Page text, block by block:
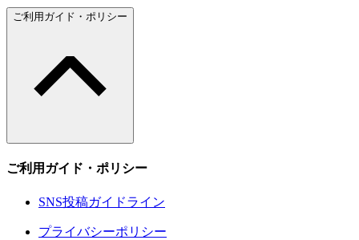
ご利用ガイド・ポリシー
ご利用ガイド・ポリシー
SNS投稿ガイドライン
プライバシーポリシー